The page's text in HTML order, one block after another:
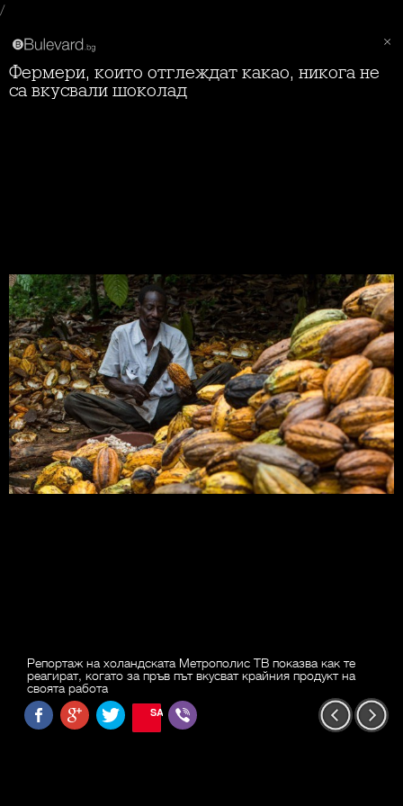
/
Фермери, които отглеждат какао, никога не
са вкусвали шоколад
Репортаж на холандската Метрополис ТВ показва как те
реагират, когато за пръв път вкусват крайния продукт на
своята работа
SAVE